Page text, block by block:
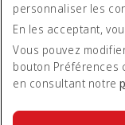
Déclaration
Nous contacter
Politique de
Conditions
Politique en
Cyber-sécurité
personnaliser les
En les acceptant,
Vous pouvez
bouton Préférences
en consultant notre